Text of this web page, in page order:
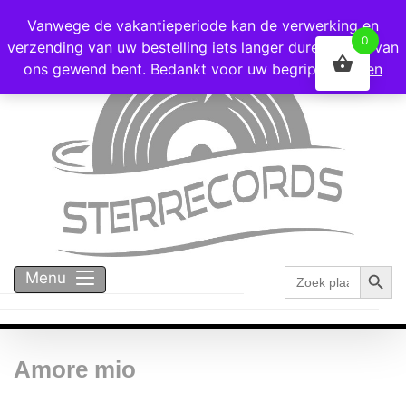
Voor 16:00 besteld = vandaag verzonden!
Menu
Zoek
naar:
Amore mio
Vanwege de vakantieperiode kan de verwerking en
verzending van uw bestelling iets langer duren dan u van
ons gewend bent. Bedankt voor uw begrip!
Negeren
0